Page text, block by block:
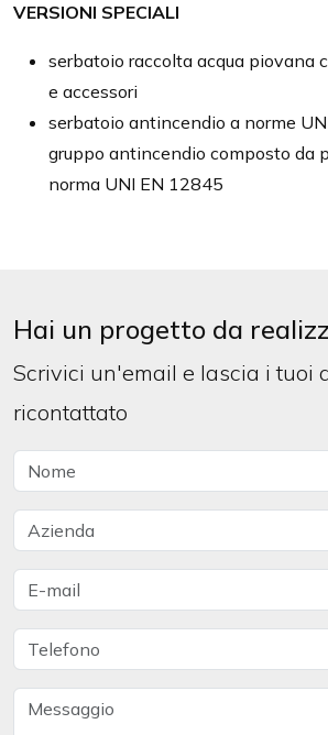
VERSIONI SPECIALI
serbatoio raccolta acqua piovana
e accessori
serbatoio antincendio a norme
gruppo antincendio composto da
norma UNI EN 12845
Hai un progetto da
Scrivici un'email e lascia i tuoi
ricontattato
Nome
Azienda
Email
Telefono
Messaggio